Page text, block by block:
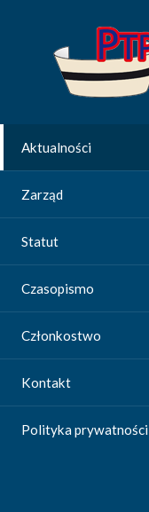
Aktualności
Zarząd
Statut
Czasopismo
Członkostwo
Kontakt
Polityka prywatności